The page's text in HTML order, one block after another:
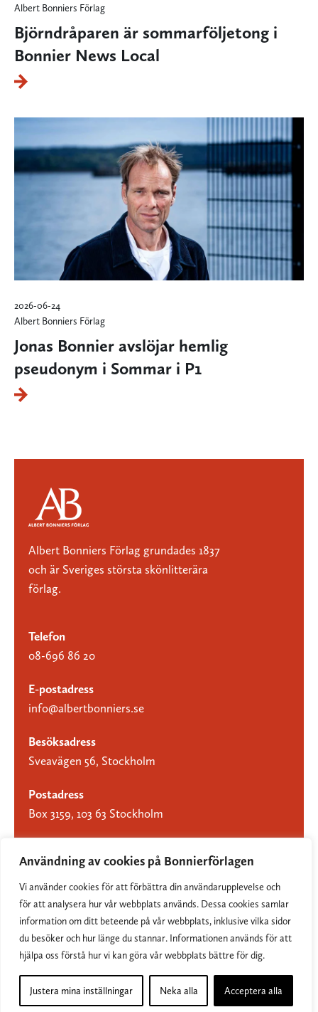
Användning av cookies på Bonnierförlagen
Vi använder cookies för att förbättra din användarupplevelse och
för att analysera hur vår webbplats används. Dessa cookies samlar
information om ditt beteende på vår webbplats, inklusive vilka sidor
du besöker och hur länge du stannar. Informationen används för att
hjälpa oss förstå hur vi kan göra vår webbplats bättre för dig.
Justera mina inställningar Neka alla Acceptera alla
Albert Bonniers Förlag
Björndråparen är sommarföljetong i
Bonnier News Local
2026-06-24
Albert Bonniers Förlag
Jonas Bonnier avslöjar hemlig
pseudonym i Sommar i P1
Albert Bonniers Förlag grundades 1837
och är Sveriges största skönlitterära
förlag.
Telefon
08-696 86 20
E-postadress
info@albertbonniers.se
Besöksadress
Sveavägen 56, Stockholm
Postadress
Box 3159, 103 63 Stockholm
Om Bonnierförlagen
Cookies
Integritetspolicy